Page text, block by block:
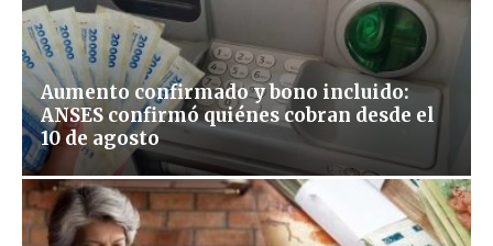
Aumento confirmado y bono incluido:
ANSES confirmó quiénes cobran desde el
10 de agosto